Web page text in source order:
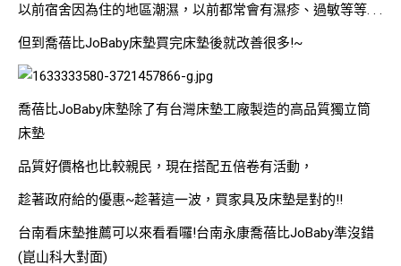
以前宿舍因為住的地區潮濕，以前都常會有濕疹、過敏等等. . .
但到喬蓓比JoBaby床墊買完床墊後就改善很多!~
喬蓓比JoBaby床墊除了有台灣床墊工廠製造的高品質獨立筒
床墊
品質好價格也比較親民，現在搭配五倍卷有活動，
趁著政府給的優惠~趁著這一波，買家具及床墊是對的!!
台南看床墊推薦可以來看看囉!台南永康喬蓓比JoBaby準沒錯
(崑山科大對面)